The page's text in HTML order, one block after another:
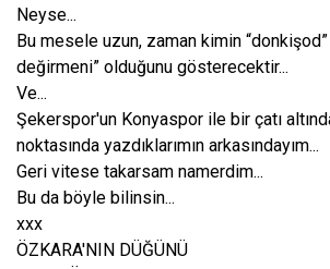
Neyse...
Bu mesele uzun, zaman kimin
değirmeni” olduğunu gösterecektir...
Ve...
Şekerspor'un Konyaspor ile bir çatı
noktasında yazdıklarımın arkasındayım...
Geri vitese takarsam namerdim...
Bu da böyle bilinsin...
xxx
ÖZKARA'NIN DÜĞÜNÜ